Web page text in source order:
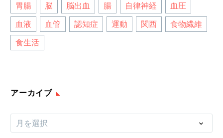
胃腸
脳 脳出血 腸 自律神経
血圧
血液
血管 認知症 運動 関西
食物繊維
食生活
アーカイブ
ー
月を選択